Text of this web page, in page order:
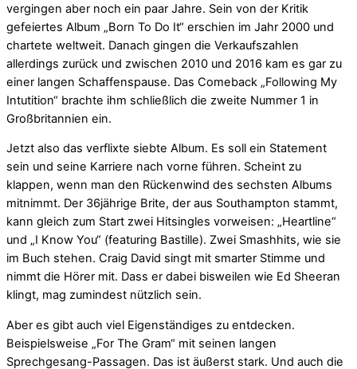
vergingen aber noch ein paar Jahre. Sein von der Kritik
gefeiertes Album „Born To Do It“ erschien im Jahr 2000 und
chartete weltweit. Danach gingen die Verkaufszahlen
allerdings zurück und zwischen 2010 und 2016 kam es gar zu
einer langen Schaffenspause. Das Comeback „Following My
Intutition“ brachte ihm schließlich die zweite Nummer 1 in
Großbritannien ein.
Jetzt also das verflixte siebte Album. Es soll ein Statement
sein und seine Karriere nach vorne führen. Scheint zu
klappen, wenn man den Rückenwind des sechsten Albums
mitnimmt. Der 36jährige Brite, der aus Southampton stammt,
kann gleich zum Start zwei Hitsingles vorweisen: „Heartline“
und „I Know You“ (featuring Bastille). Zwei Smashhits, wie sie
im Buch stehen. Craig David singt mit smarter Stimme und
nimmt die Hörer mit. Dass er dabei bisweilen wie Ed Sheeran
klingt, mag zumindest nützlich sein.
Aber es gibt auch viel Eigenständiges zu entdecken.
Beispielsweise „For The Gram“ mit seinen langen
Sprechgesang-Passagen. Das ist äußerst stark. Und auch die